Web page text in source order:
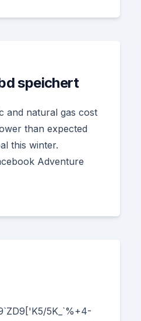
speichert
and natural gas cost
than expected
this winter.
Adventure
5K_`%+4-